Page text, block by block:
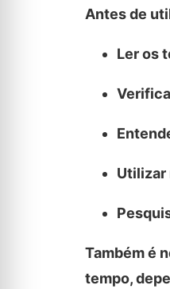
Antes de
Ler os
Utilizar
Também é
tempo,